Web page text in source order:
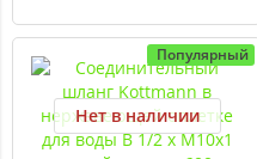
Популярный
Нет в наличии